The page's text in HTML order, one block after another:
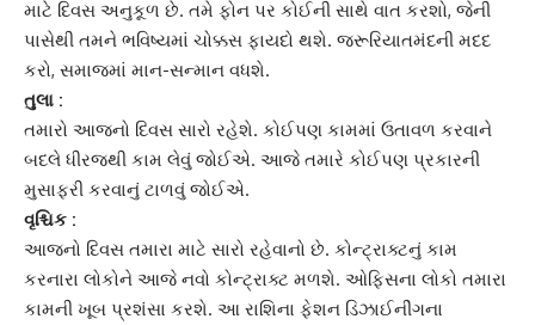
માટે દિવસ અનુકૂળ છે. તમે ફોન પર કોઈની સાથે વાત કરશો, જેની
પાસેથી તમને ભવિષ્યમાં ચોક્કસ ફાયદો થશે. જરૂરિયાતમંદની મદદ
કરો, સમાજમાં માન-સન્માન વધશે.
તુલા :
તમારો આજનો દિવસ સારો રહેશે. કોઈપણ કામમાં ઉતાવળ કરવાને
બદલે ધીરજથી કામ લેવું જોઈએ. આજે તમારે કોઈપણ પ્રકારની
મુસાફરી કરવાનું ટાળવું જોઈએ.
વૃશ્ચિક :
આજનો દિવસ તમારા માટે સારો રહેવાનો છે. કોન્ટ્રાક્ટનું કામ
કરનારા લોકોને આજે નવો કોન્ટ્રાક્ટ મળશે. ઓફિસના લોકો તમારા
કામની ખૂબ પ્રશંસા કરશે. આ રાશિના ફેશન ડિઝાઈનીંગના